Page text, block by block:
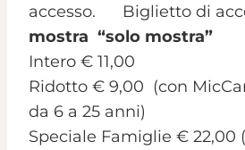
accesso. Biglietto di
mostra “solo mostra”
Intero € 11,00
Ridotto € 9,00 (con
da 6 a 25 anni)
Speciale Famiglie € 22,00